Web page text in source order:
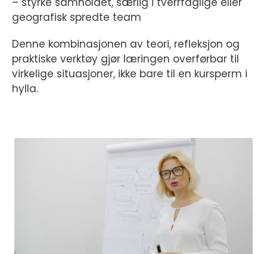
geografisk spredte team
Denne kombinasjonen av teori, refleksjon og
praktiske verktøy gjør læringen overførbar til
virkelige situasjoner, ikke bare til en kursperm i
hylla.